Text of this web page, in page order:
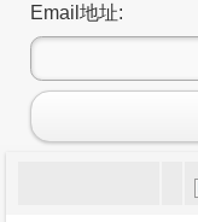
Email地址: